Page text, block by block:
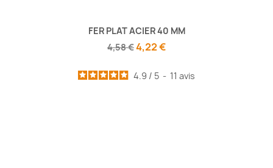
FER PLAT ACIER 40 MM
4,58 €4,22 €
4.9 / 5 - 11 avis